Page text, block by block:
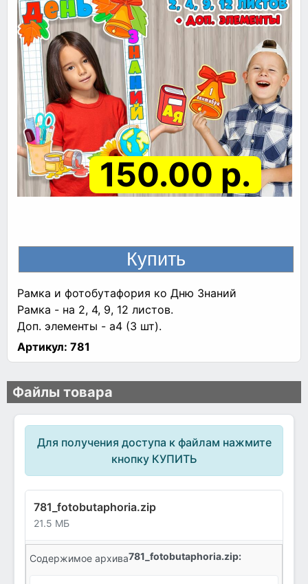
150.00 р.
Рамка и фотобутафория ко Дню Знаний
Рамка - на 2, 4, 9, 12 листов.
Доп. элементы - а4 (3 шт).
Артикул: 781
Файлы товара
Для получения доступа к файлам нажмите
кнопку КУПИТЬ
781_fotobutaphoria.zip
21.5 МБ
Содержимое архива781_fotobutaphoria.zip: